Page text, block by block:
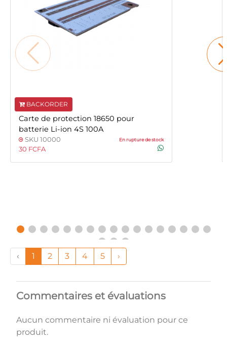
BACKORDER
Carte de protection 18650 pour
batterie Li-ion 4S 100A
SKU 10000 En rupture de stock
30 FCFA
‹ 1 2 3 4 5 ›
Commentaires et évaluations
Aucun commentaire ni évaluation pour ce
produit.